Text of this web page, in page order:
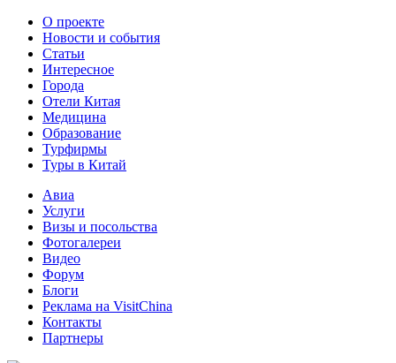
О проекте
Новости и события
Статьи
Интересное
Города
Отели Китая
Медицина
Образование
Турфирмы
Туры в Китай
Авиа
Услуги
Визы и посольства
Фотогалереи
Видео
Форум
Блоги
Реклама на VisitChina
Контакты
Партнеры